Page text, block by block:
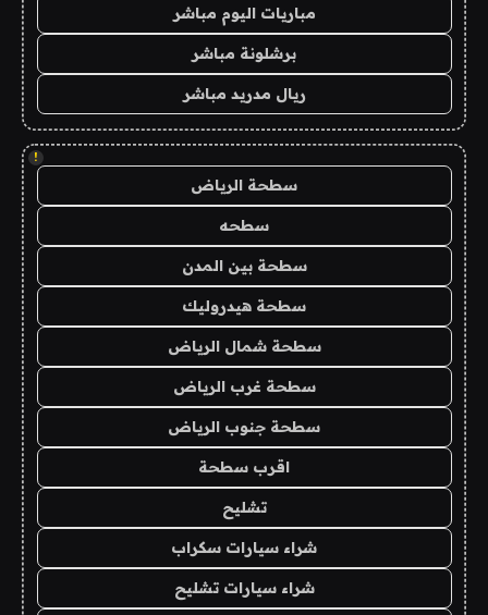
مباريات اليوم مباشر
برشلونة مباشر
ريال مدريد مباشر
!
سطحة الرياض
سطحه
سطحة بين المدن
سطحة هيدروليك
سطحة شمال الرياض
سطحة غرب الرياض
سطحة جنوب الرياض
اقرب سطحة
تشليح
شراء سيارات سكراب
شراء سيارات تشليح